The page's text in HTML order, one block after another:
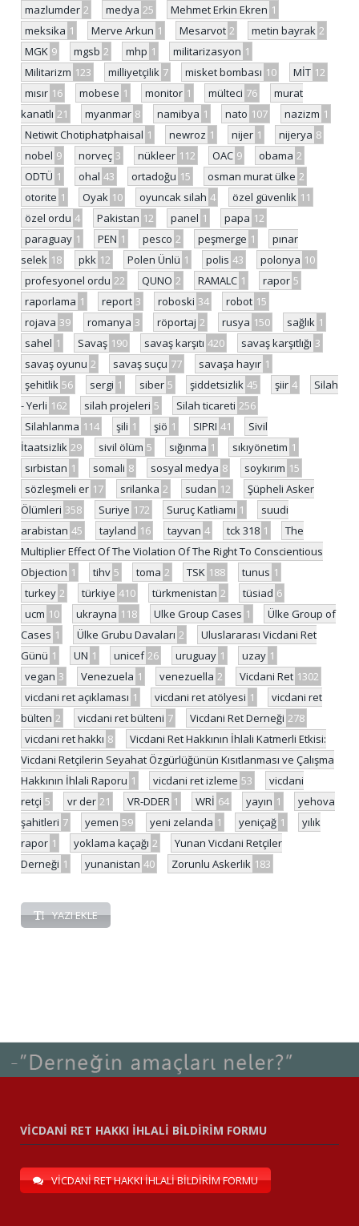
mazlumder 2 medya 25 Mehmet Erkin Ekren 1
meksika 1 Merve Arkun 1 Mesarvot 2 metin bayrak 2
MGK 9 mgsb 2 mhp 1 militarizasyon 1
Militarizm 123 milliyetçilik 7 misket bombası 10 MİT 12
mısır 16 mobese 1 monitor 1 mülteci 76
murat
kanatlı 21 myanmar 8 namibya 1 nato 107 nazizm 1
Netiwit Chotiphatphaisal 1 newroz 1 nijer 1 nijerya 8
nobel 9 norveç 3 nükleer 112 OAC 9 obama 2
ODTÜ 1 ohal 43 ortadoğu 15 osman murat ülke 2
otorite 1 Oyak 10 oyuncak silah 4 özel güvenlik 11
özel ordu 4 Pakistan 12 panel 1 papa 12
paraguay 1 PEN 1 pesco 2 peşmerge 1
pınar
selek 18 pkk 12 Polen Ünlü 1 polis 43 polonya 10
profesyonel ordu 22 QUNO 2 RAMALC 1 rapor 5
raporlama 1 report 3 roboski 34 robot 15
rojava 39 romanya 3 röportaj 2 rusya 150 sağlık 1
sahel 1 Savaş 190 savaş karşıtı 420 savaş karşıtlığı 3
savaş oyunu 2 savaş suçu 77 savaşa hayır 1
şehitlik 56 sergi 1 siber 5 şiddetsizlik 45 şiir 4
Silah
- Yerli 162 silah projeleri 5 Silah ticareti 256
Silahlanma 114 şili 1 şiö 1 SIPRI 41
Sivil
İtaatsizlik 29 sivil ölüm 5 sığınma 1 sıkıyönetim 1
sırbistan 1 somali 8 sosyal medya 8 soykırım 15
sözleşmeli er 17 srilanka 2 sudan 12
Şüpheli Asker
Ölümleri 358 Suriye 172 Suruç Katliamı 1
suudi
arabistan 45 tayland 16 tayvan 4 tck 318 1
The
Multiplier Effect Of The Violation Of The Right To Conscientious
Objection 1 tihv 5 toma 2 TSK 188 tunus 1
turkey 2 türkiye 410 türkmenistan 2 tüsiad 6
ucm 10 ukrayna 118 Ulke Group Cases 1
Ülke Group of
Cases 1 Ülke Grubu Davaları 2
Uluslararası Vicdani Ret
Günü 1 UN 1 unicef 26 uruguay 1 uzay 1
vegan 3 Venezuela 1 venezuella 2 Vicdani Ret 1302
vicdani ret açıklaması 1 vicdani ret atölyesi 1
vicdani ret
bülten 2 vicdani ret bülteni 7 Vicdani Ret Derneği 278
vicdani ret hakkı 8
Vicdani Ret Hakkının İhlali Katmerli Etkisi:
Vicdani Retçilerin Seyahat Özgürlüğünün Kısıtlanması ve Çalışma
Hakkının İhlali Raporu 1 vicdani ret izleme 53
vicdani
retçi 5 vr der 21 VR-DDER 1 WRİ 64 yayın 1
yehova
şahitleri 7 yemen 59 yeni zelanda 1 yeniçağ 1
yılık
rapor 1 yoklama kaçağı 2
Yunan Vicdani Retçiler
Derneği 1 yunanistan 40 Zorunlu Askerlik 183
YAZI EKLE
VİCDANİ RET HAKKI İHLALİ BİLDİRİM FORMU
VİCDANİ RET HAKKI İHLALİ BİLDİRİM FORMU